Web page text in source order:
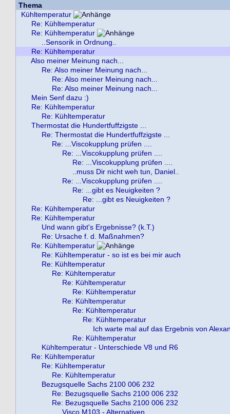
Thema
Kühltemperatur
Re: Kühltemperatur
Re: Kühltemperatur
..Sensorik in Ordnung..
Re: Kühltemperatur
Also meiner Meinung nach...
Re: Also meiner Meinung nach...
Re: Also meiner Meinung nach...
Re: Also meiner Meinung nach...
Mein Senf dazu :)
Re: Kühltemperatur
Re: Kühltemperatur
Thermostat die Hundertfuffzigste ...
Re: Thermostat die Hundertfuffzigste ...
Re: ...Viscokupplung prüfen ....
Re: ...Viscokupplung prüfen ....
Re: ...Viscokupplung prüfen ....
..muss Dir nicht weh tun, Daniel..
Re: ...Viscokupplung prüfen ....
Re: ...gibt es Neuigkeiten ?
Re: ...gibt es Neuigkeiten ?
Re: Kühltemperatur
Re: Kühltemperatur
Und wann gibt's Ergebnisse? (k.T.)
Re: Ursache f. d. Maßnahmen?
Re: Kühltemperatur
Re: Kühltemperatur - so ist es bei mir auch
Re: Kühltemperatur
Re: Kühltemperatur
Re: Kühltemperatur
Re: Kühltemperatur
Re: Kühltemperatur
Re: Kühltemperatur
Re: Kühltemperatur
Ich warte mal auf das Ergebnis von
Re: Kühltemperatur
Kühltemperatur - Unterschiede V8 und R6
Re: Kühltemperatur
Re: Kühltemperatur
Re: Kühltemperatur
Bezugsquelle Sachs 2100 006 232
Re: Bezugsquelle Sachs 2100 006 232
Re: Bezugsquelle Sachs 2100 006 232
Visco M103 - Alternativen